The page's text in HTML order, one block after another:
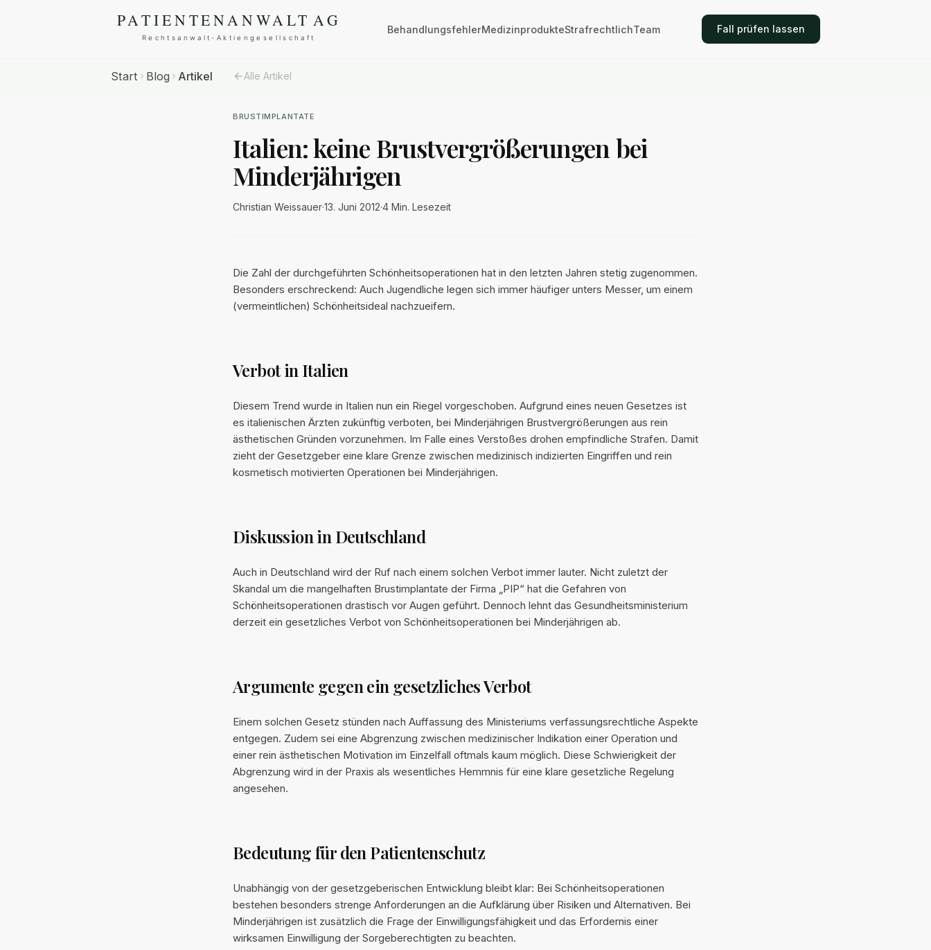
BehandlungsfehlerMedizinprodukteStrafrechtlichTeam Fall prüfen lassen
Start Blog Artikel Alle Artikel
BRUSTIMPLANTATE
Italien: keine Brustvergrößerungen bei
Minderjährigen
Christian Weissauer·13. Juni 2012·4 Min. Lesezeit
Die Zahl der durchgeführten Schönheitsoperationen hat in den letzten Jahren stetig zugenommen.
Besonders erschreckend: Auch Jugendliche legen sich immer häufiger unters Messer, um einem
(vermeintlichen) Schönheitsideal nachzueifern.
Verbot in Italien
Diesem Trend wurde in Italien nun ein Riegel vorgeschoben. Aufgrund eines neuen Gesetzes ist
es italienischen Ärzten zukünftig verboten, bei Minderjährigen Brustvergrößerungen aus rein
ästhetischen Gründen vorzunehmen. Im Falle eines Verstoßes drohen empfindliche Strafen. Damit
zieht der Gesetzgeber eine klare Grenze zwischen medizinisch indizierten Eingriffen und rein
kosmetisch motivierten Operationen bei Minderjährigen.
Diskussion in Deutschland
Auch in Deutschland wird der Ruf nach einem solchen Verbot immer lauter. Nicht zuletzt der
Skandal um die mangelhaften Brustimplantate der Firma „PIP“ hat die Gefahren von
Schönheitsoperationen drastisch vor Augen geführt. Dennoch lehnt das Gesundheitsministerium
derzeit ein gesetzliches Verbot von Schönheitsoperationen bei Minderjährigen ab.
Argumente gegen ein gesetzliches Verbot
Einem solchen Gesetz stünden nach Auffassung des Ministeriums verfassungsrechtliche Aspekte
entgegen. Zudem sei eine Abgrenzung zwischen medizinischer Indikation einer Operation und
einer rein ästhetischen Motivation im Einzelfall oftmals kaum möglich. Diese Schwierigkeit der
Abgrenzung wird in der Praxis als wesentliches Hemmnis für eine klare gesetzliche Regelung
angesehen.
Bedeutung für den Patientenschutz
Unabhängig von der gesetzgeberischen Entwicklung bleibt klar: Bei Schönheitsoperationen
bestehen besonders strenge Anforderungen an die Aufklärung über Risiken und Alternativen. Bei
Minderjährigen ist zusätzlich die Frage der Einwilligungsfähigkeit und das Erfordernis einer
wirksamen Einwilligung der Sorgeberechtigten zu beachten.